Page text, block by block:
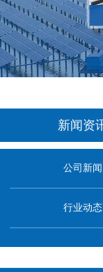
新闻资
公司新闻
行业动态